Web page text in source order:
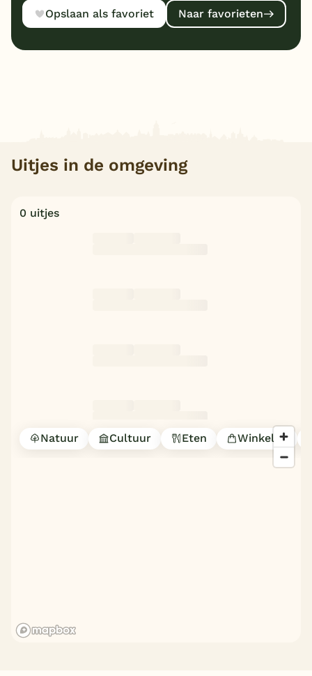
Opslaan als favoriet Naar favorieten
Uitjes in de omgeving
0 uitjes
Natuur Cultuur Eten Winkelen